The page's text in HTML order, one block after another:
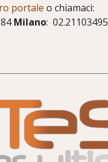
portale o chiamaci:
Milano: 02.21103495